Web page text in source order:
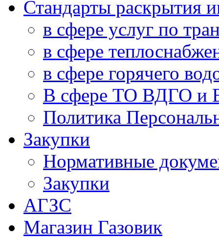
Стандарты раскрытия
в сфере услуг по
в сфере
в сфере горячего
В сфере ТО ВДГО и
Политика
Закупки
Нормативные
Закупки
АГЗС
Магазин Газовик